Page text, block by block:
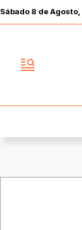
Sábado 8 deAgosto